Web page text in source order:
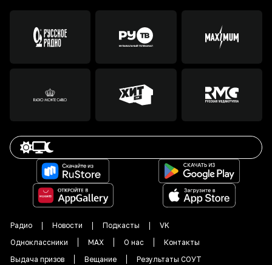
Радио Новости Подкасты
VK
Одноклассники
MAX О нас
Контакты
Выдача призов
Вещание Результаты СОУТ